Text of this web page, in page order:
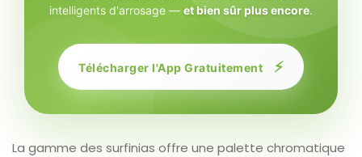
intelligents d'arrosage — et bien sûr plus encore.
Télécharger l'App Gratuitement ⚡
La gamme des surfinias offre une palette chromatique